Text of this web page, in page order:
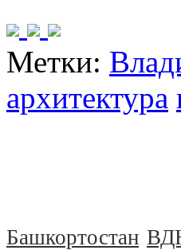
Метки:
архитектура
Башкортостан